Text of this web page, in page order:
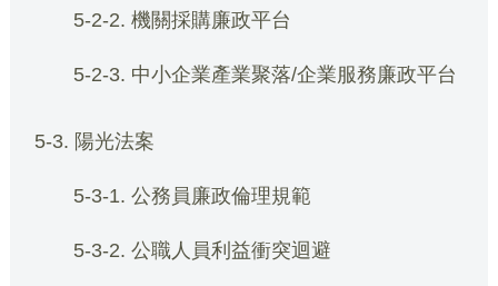
5-2-2. 機關採購廉政平台
5-2-3. 中小企業產業聚落/企業服務廉政平台
5-3. 陽光法案
5-3-1. 公務員廉政倫理規範
5-3-2. 公職人員利益衝突迴避